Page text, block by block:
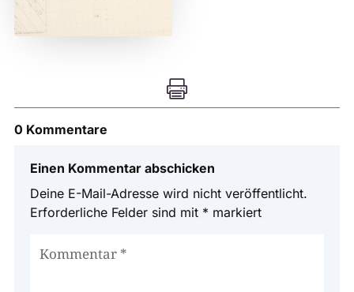

0 Kommentare
Einen Kommentar abschicken
Deine E-Mail-Adresse wird nicht veröffentlicht.
Erforderliche Felder sind mit * markiert